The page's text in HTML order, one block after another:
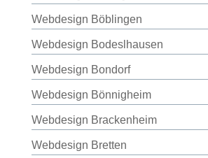
Webdesign Böblingen
Webdesign Bodeslhausen
Webdesign Bondorf
Webdesign Bönnigheim
Webdesign Brackenheim
Webdesign Bretten